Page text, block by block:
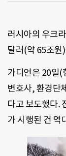
러시아의 우크
달러(약 65조원
가디언은 20일(
변호사, 환경단
다고 보도했다.
가 시행된 건 역